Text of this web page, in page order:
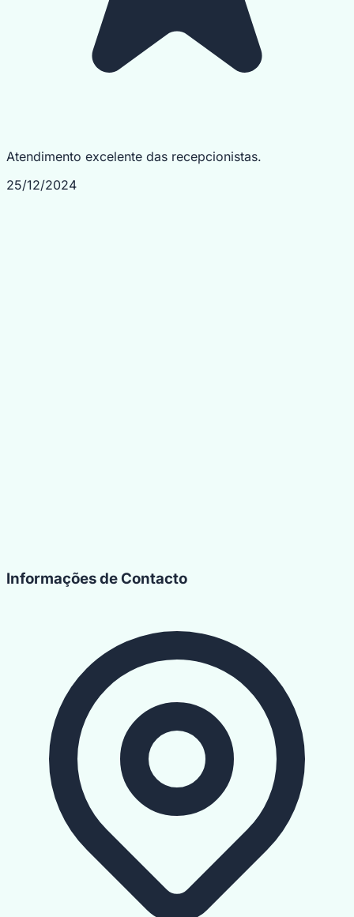
Atendimento excelente das recepcionistas.
25/12/2024
Informações de Contacto